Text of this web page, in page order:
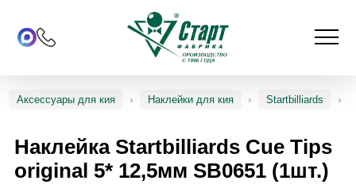
Аксессуары для кия Наклейки для кия Startbilliards
Наклейка Startbilliards Cue Tips
original 5* 12,5мм SB0651 (1шт.)